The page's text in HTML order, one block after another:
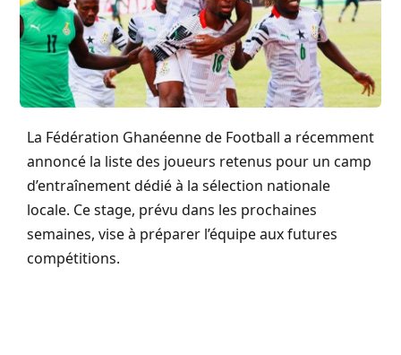
La Fédération Ghanéenne de Football a récemment
annoncé la liste des joueurs retenus pour un camp
d’entraînement dédié à la sélection nationale
locale. Ce stage, prévu dans les prochaines
semaines, vise à préparer l’équipe aux futures
compétitions.